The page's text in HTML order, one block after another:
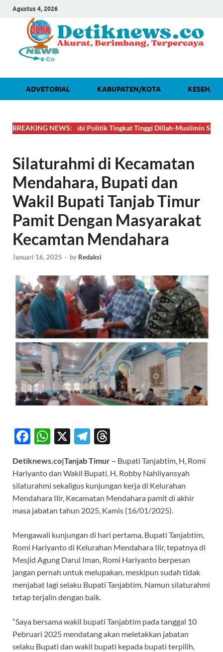
Agustus 4, 2026
ADVETORIAL KABUPATEN/KOTA
BREAKING NEWS:
🔴DAHSYAT! Lobi Politik Tingkat Tinggi Dillah-Muslimin Sukses
Silaturahmi di Kecamatan
Mendahara, Bupati dan
Wakil Bupati Tanjab Timur
Pamit Dengan Masyarakat
Kecamtan Mendahara
Januari 16, 2025 - by Redaksi
F
e
b
o
o
k
W
at
s
A
p
p
X
T
e
gr
a
m
e
a
ds
Detiknews.co|Tanjab Timur – Bupati Tanjabtim, H, Romi
Hariyanto dan Wakil Bupati, H, Robby Nahliyansyah
silaturahmi sekaligus kunjungan kerja di Kelurahan
Mendahara Ilir, Kecamatan Mendahara pamit di akhir
masa jabatan tahun 2025, Kamis (16/01/2025).
Mengawali kunjungan di hari pertama, Bupati Tanjabtim,
Romi Hariyanto di Kelurahan Mendahara Ilir, tepatnya di
Mesjid Agung Darul Iman, Romi Hariyanto berpesan
jangan pernah untuk melupakan, meskipun sudah tidak
menjabat lagi selaku Bupati Tanjabtim. Namun silaturahmi
tetap terjalin dengan baik.
“Saya bersama wakil bupati Tanjabtim pada tanggal 10
Pebruari 2025 mendatang akan meletakkan jabatan
selaku Bupati dan wakil bupati kepada bupati terpilih,